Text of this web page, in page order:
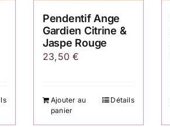
Pendentif Ange
Gardien Citrine &
Jaspe Rouge
23,50€
Ajouter au
panier
Détails